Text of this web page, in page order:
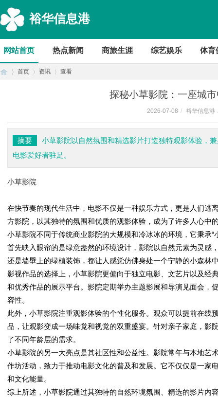
裕华信息港
网站首页 热点新闻 商旅生涯 综艺娱乐 体育
首页 资讯 查看
探秘小草影院：一座城
2026-07-08 / 裕华信息港
摘要
小草影院以自然氛围和精选影片打造独特观影体验，
电影爱好者驻足。
小草影院
在快节奏的现代生活中，电影不仅是一种娱乐方式，更是人们逃
方影院，以其独特的氛围和优质的观影体验，成为了许多人心中
小草影院不同于传统商业影院的大规模和冷冰冰的环境，它秉承
首先映入眼帘的是绿意盎然的环境设计，影院以自然元素为灵感
还是墙壁上的绿植装饰，都让人感觉仿佛身处一个宁静的小森林
影视作品的选择上，小草影院更偏向于独立电影、文艺片以及经
和优秀作品的展示平台。影院定期举办主题影展和导演见面会，
容性。
此外，小草影院注重观影体验的个性化服务。观众可以提前在
品，让观影变成一场味觉和视觉的双重盛宴。针对亲子家庭，影
了不同年龄层的需求。
小草影院的另一大亮点是其社区性和公益性。影院常年与本地艺
作坊活动，致力于推动电影文化的普及和发展。它不仅仅是一家
和文化能量。
综上所述，小草影院通过其独特的自然环境氛围、精选的影片内